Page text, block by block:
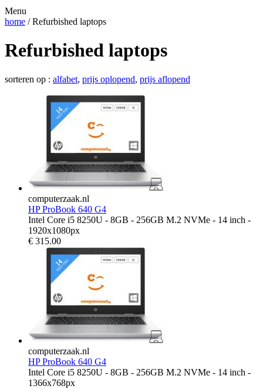
Menu
home / Refurbished laptops
Refurbished laptops
sorteren op : alfabet, prijs oplopend, prijs aflopend
computerzaak.nl
HP ProBook 640 G4
Intel Core i5 8250U - 8GB - 256GB M.2 NVMe - 14 inch -
1920x1080px
€ 315.00
computerzaak.nl
HP ProBook 640 G4
Intel Core i5 8250U - 8GB - 256GB M.2 NVMe - 14 inch -
1366x768px